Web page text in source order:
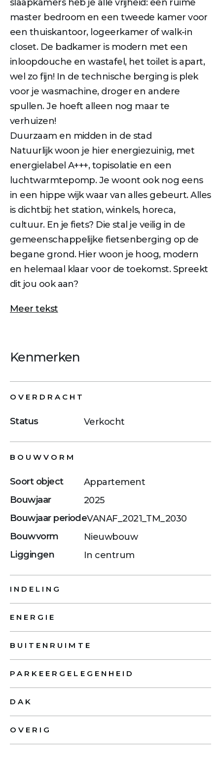
slaapkamers heb je alle vrijheid: een ruime
master bedroom en een tweede kamer voor
een thuiskantoor, logeerkamer of walk-in
closet. De badkamer is modern met een
inloopdouche en wastafel, het toilet is apart,
wel zo fijn! In de technische berging is plek
voor je wasmachine, droger en andere
spullen. Je hoeft alleen nog maar te
verhuizen!
Duurzaam en midden in de stad
Natuurlijk woon je hier energiezuinig, met
energielabel A+++, topisolatie en een
luchtwarmtepomp. Je woont ook nog eens
in een hippe wijk waar van alles gebeurt. Alles
is dichtbij: het station, winkels, horeca,
cultuur. En je fiets? Die stal je veilig in de
gemeenschappelijke fietsenberging op de
begane grond. Hier woon je hoog, modern
en helemaal klaar voor de toekomst. Spreekt
dit jou ook aan?
Meer tekst
Kenmerken
OVERDRACHT
Status Verkocht
BOUWVORM
Soort object
Appartement
Bouwjaar
2025
Bouwjaar periodeVANAF_2021_TM_2030
Bouwvorm
Nieuwbouw
Liggingen
In centrum
INDELING
ENERGIE
BUITENRUIMTE
PARKEERGELEGENHEID
DAK
OVERIG